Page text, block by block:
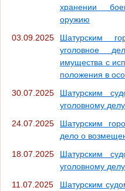
хранении
оружию
03.09.2025
Шатурским
уголовное
имущества с
положения в
30.07.2025
Шатурским
уголовному
24.07.2025
Шатурским
дело о
18.07.2025
Шатурским
уголовному
11.07.2025
Шатурским